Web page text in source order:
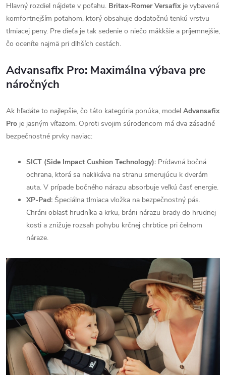
Hlavný rozdiel nájdete v poťahu. Britax-Romer Versafixje vybavená
komfortnejším poťahom, ktorý obsahuje dodatočnú tenkú vrstvu
tlmiacej peny. Pre dieťa je tak sedenie o niečo mäkkšie a príjemnejšie,
čo oceníte najmä pri dlhších cestách.
Advansafix Pro: Maximálna výbava pre
náročných
Ak hľadáte to najlepšie, čo táto kategória ponúka, model Advansafix
Pro je jasným víťazom. Oproti svojim súrodencom má dva zásadné
bezpečnostné prvky naviac:
SICT (Side Impact Cushion Technology): Prídavná bočná
ochrana, ktorá sa naklikáva na stranu smerujúcu k dverám
auta. V prípade bočného nárazu absorbuje veľkú časť energie.
XP-Pad: Špeciálna tlmiaca vložka na bezpečnostný pás.
Chráni oblasť hrudníka a krku, bráni nárazu brady do hrudnej
kosti a znižuje rozsah pohybu krčnej chrbtice pri čelnom
náraze.